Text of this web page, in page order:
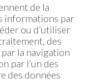
de la
informations par
ou d’utiliser
des
la navigation
par l’un des
des données